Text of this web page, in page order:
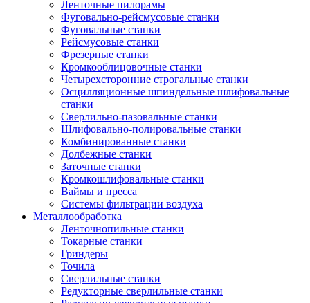
Ленточные пилорамы
Фуговально-рейсмусовые станки
Фуговальные станки
Рейсмусовые станки
Фрезерные станки
Кромкооблицовочные станки
Четырехсторонние строгальные станки
Осцилляционные шпиндельные шлифовальные
станки
Сверлильно-пазовальные станки
Шлифовально-полировальные станки
Комбинированные станки
Долбежные станки
Заточные станки
Кромкошлифовальные станки
Ваймы и пресса
Системы фильтрации воздуха
Металлообработка
Ленточнопильные станки
Токарные станки
Гриндеры
Точила
Сверлильные станки
Редукторные сверлильные станки